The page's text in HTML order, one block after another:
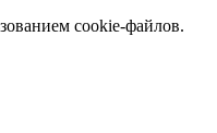
cookie-файлов.